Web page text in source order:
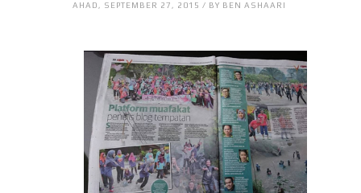
AHAD, SEPTEMBER 27, 2015 / BY BEN ASHAARI